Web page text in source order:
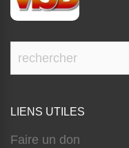
LIENS UTILES
Faire un don